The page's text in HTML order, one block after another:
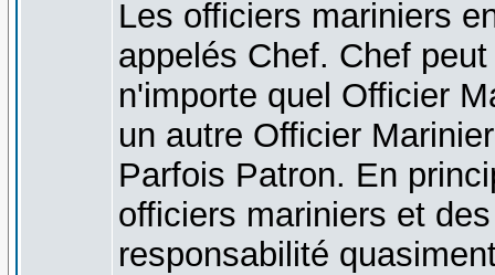
Les officiers mariniers
appelés Chef. Chef
n'importe quel Officier
un autre Officier
Parfois Patron. En
officiers mariniers et
responsabilité